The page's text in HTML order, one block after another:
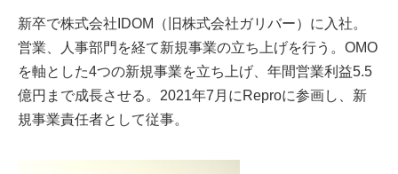
新卒で株式会社IDOM（旧株式会社ガリバー）に入社。
営業、人事部門を経て新規事業の立ち上げを行う。OMO
を軸とした4つの新規事業を立ち上げ、年間営業利益5.5
億円まで成長させる。2021年7月にReproに参画し、新
規事業責任者として従事。